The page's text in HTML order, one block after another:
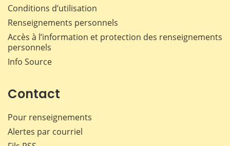
Conditions d’utilisation
Renseignements personnels
Accès à l’information et protection des renseignements
personnels
Info Source
Contact
Pour renseignements
Alertes par courriel